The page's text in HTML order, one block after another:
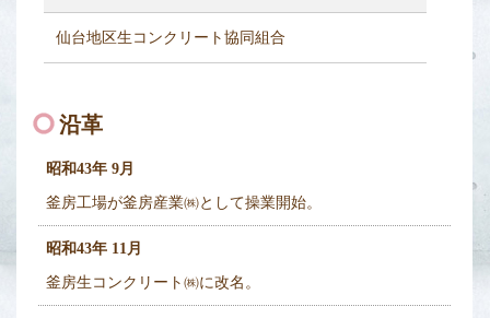
仙台地区生コンクリート協同組合
沿革
昭和43年 9月
釜房工場が釜房産業㈱として操業開始。
昭和43年 11月
釜房生コンクリート㈱に改名。